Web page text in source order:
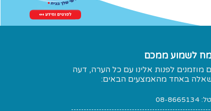
לשמוע ממכם
מוזמנים לפנות אלינו עם כל הערה, דעה
באחד מהאמצעים הבאים:
טל: 08-8665134